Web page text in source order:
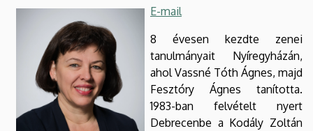
E-mail
8 évesen kezdte zenei
tanulmányait Nyíregyházán,
ahol Vassné Tóth Ágnes, majd
Fesztóry Ágnes tanította.
1983-ban felvételt nyert
Debrecenbe a Kodály Zoltán